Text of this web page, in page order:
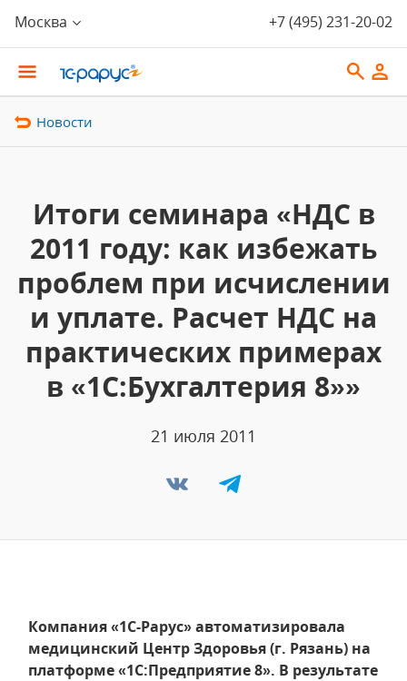
Москва +7 (495) 231-20-02
Новости
Итоги семинара «НДС в
2011 году: как избежать
проблем при исчислении
и уплате. Расчет НДС на
практических примерах
в «1С:Бухгалтерия 8»»
21 июля 2011
Компания «1С-Рарус» автоматизировала
медицинский Центр Здоровья (г. Рязань) на
платформе «1С:Предприятие 8». В результате